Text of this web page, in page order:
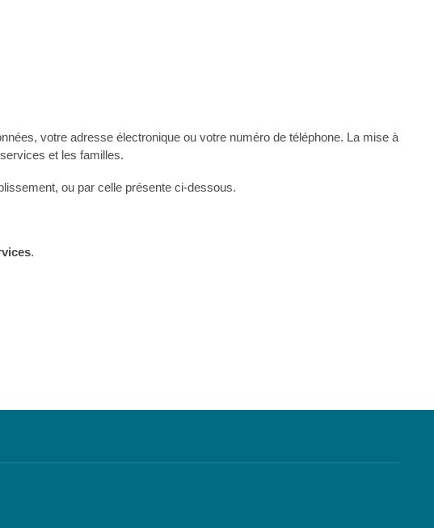
votre adresse électronique ou votre numéro de téléphone. La mise à
et les familles.
ou par celle présente ci-dessous.
.